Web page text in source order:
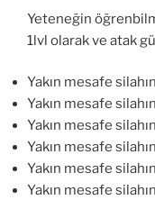
Yeteneğin
1lvl olarak ve atak
Yakın mesafe
Yakın mesafe
Yakın mesafe
Yakın mesafe
Yakın mesafe
Yakın mesafe